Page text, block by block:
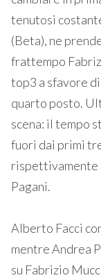
tenutosi
(Beta), ne
frattempo
top3 a sfavore
quarto posto.
scena: il tempo
fuori dai primi
rispettivamente
Pagani.
Alberto Facci
mentre Andrea
su Fabrizio